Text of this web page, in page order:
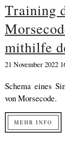
Training
mithilfe
21 November 2022
Schema eines
von Morsecode.
MEHR INFO